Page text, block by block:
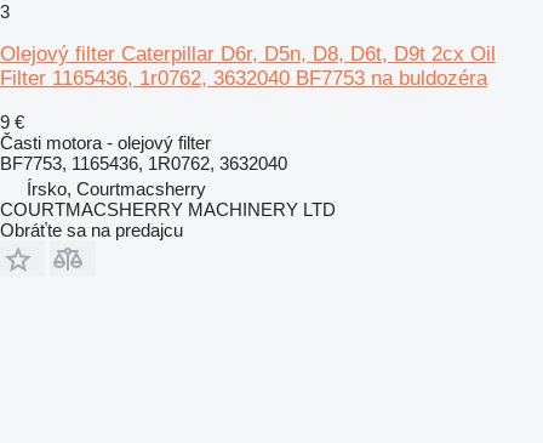
3
Olejový filter Caterpillar D6r, D5n, D8, D6t, D9t 2cx Oil
Filter 1165436, 1r0762, 3632040 BF7753 na buldozéra
9 €
Časti motora - olejový filter
BF7753, 1165436, 1R0762, 3632040
Írsko, Courtmacsherry
COURTMACSHERRY MACHINERY LTD
Obráťte sa na predajcu